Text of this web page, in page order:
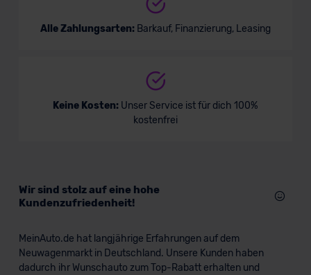
Alle Zahlungsarten: Barkauf, Finanzierung, Leasing
Keine Kosten: Unser Service ist für dich 100%
kostenfrei
Wir sind stolz auf eine hohe
Kundenzufriedenheit!
MeinAuto.de hat langjährige Erfahrungen auf dem
Neuwagenmarkt in Deutschland. Unsere Kunden haben
dadurch ihr Wunschauto zum Top-Rabatt erhalten und